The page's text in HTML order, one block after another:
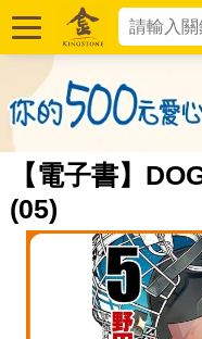
【電子書】
(05)